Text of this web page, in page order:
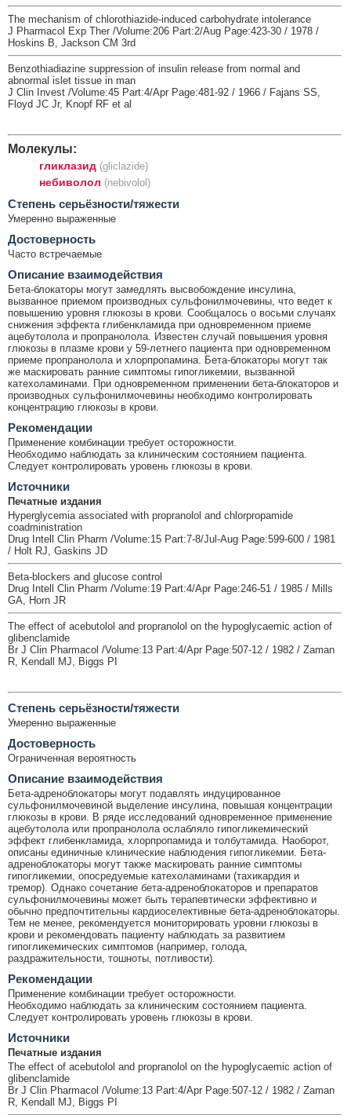
The mechanism of chlorothiazide-induced carbohydrate intolerance
J Pharmacol Exp Ther /Volume:206 Part:2/Aug Page:423-30 / 1978 /
Hoskins B, Jackson CM 3rd
Benzothiadiazine suppression of insulin release from normal and
abnormal islet tissue in man
J Clin Invest /Volume:45 Part:4/Apr Page:481-92 / 1966 / Fajans SS,
Floyd JC Jr, Knopf RF et al
Молекулы:
гликлазид (gliclazide)
небиволол (nebivolol)
Cтепень серьёзности/тяжести
Умеренно выраженные
Достоверность
Часто встречаемые
Описание взаимодействия
Бета-блокаторы могут замедлять высвобождение инсулина,
вызванное приемом производных сульфонилмочевины, что ведет к
повышению уровня глюкозы в крови. Сообщалось о восьми случаях
снижения эффекта глибенкламида при одновременном приеме
ацебутолола и пропранолола. Известен случай повышения уровня
глюкозы в плазме крови у 59-летнего пациента при одновременном
приеме пропранолола и хлорпропамина. Бета-блокаторы могут так
же маскировать ранние симптомы гипогликемии, вызванной
катехоламинами. При одновременном применении бета-блокаторов и
производных сульфонилмочевины необходимо контролировать
концентрацию глюкозы в крови.
Рекомендации
Применение комбинации требует осторожности.
Необходимо наблюдать за клиническим состоянием пациента.
Следует контролировать уровень глюкозы в крови.
Источники
Печатные издания
Hyperglycemia associated with propranolol and chlorpropamide
coadministration
Drug Intell Clin Pharm /Volume:15 Part:7-8/Jul-Aug Page:599-600 / 1981
/ Holt RJ, Gaskins JD
Beta-blockers and glucose control
Drug Intell Clin Pharm /Volume:19 Part:4/Apr Page:246-51 / 1985 / Mills
GA, Horn JR
The effect of acebutolol and propranolol on the hypoglycaemic action of
glibenclamide
Br J Clin Pharmacol /Volume:13 Part:4/Apr Page:507-12 / 1982 / Zaman
R, Kendall MJ, Biggs PI
Cтепень серьёзности/тяжести
Умеренно выраженные
Достоверность
Ограниченная вероятность
Описание взаимодействия
Бета-адреноблокаторы могут подавлять индуцированное
сульфонилмочевиной выделение инсулина, повышая концентрации
глюкозы в крови. В ряде исследований одновременное применение
ацебутолола или пропранолола ослабляло гипогликемический
эффект глибенкламида, хлорпропамида и толбутамида. Наоборот,
описаны единичные клинические наблюдения гипогликемии. Бета-
адреноблокаторы могут также маскировать ранние симптомы
гипогликемии, опосредуемые катехоламинами (тахикардия и
тремор). Однако сочетание бета-адреноблокаторов и препаратов
сульфонилмочевины может быть терапевтически эффективно и
обычно предпочтительны кардиоселективные бета-адреноблокаторы.
Тем не менее, рекомендуется мониторировать уровни глюкозы в
крови и рекомендовать пациенту наблюдать за развитием
гипогликемических симптомов (например, голода,
раздражительности, тошноты, потливости).
Рекомендации
Применение комбинации требует осторожности.
Необходимо наблюдать за клиническим состоянием пациента.
Следует контролировать уровень глюкозы в крови.
Источники
Печатные издания
The effect of acebutolol and propranolol on the hypoglycaemic action of
glibenclamide
Br J Clin Pharmacol /Volume:13 Part:4/Apr Page:507-12 / 1982 / Zaman
R, Kendall MJ, Biggs PI